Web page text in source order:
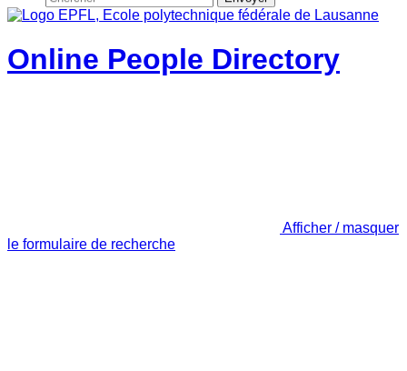
Online People Directory
Afficher / masquer
le formulaire de recherche